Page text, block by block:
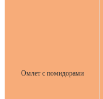
Омлет с помидорами